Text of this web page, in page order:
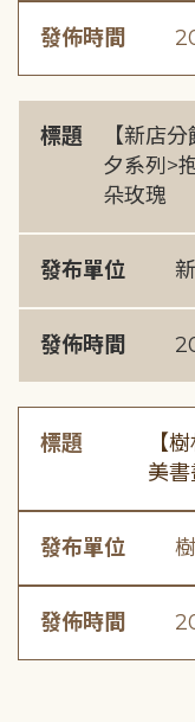
發佈時間
標題
【新店
夕系列>
朵玫瑰
發布單位
發佈時間
標題
【
美
發布單位
發佈時間